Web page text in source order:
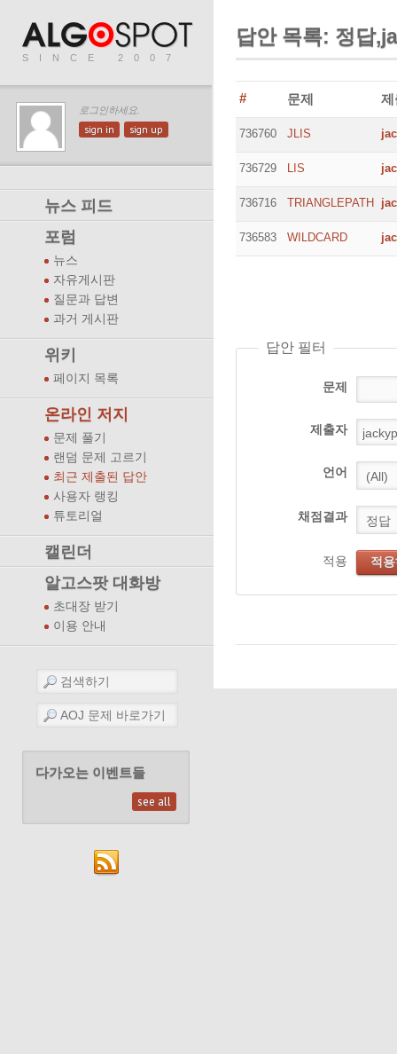
SINCE 2007
로그인하세요.
sign in sign up
뉴스 피드
포럼
뉴스
자유게시판
질문과 답변
과거 게시판
위키
페이지 목록
온라인 저지
문제 풀기
랜덤 문제 고르기
최근 제출된 답안
사용자 랭킹
튜토리얼
캘린더
알고스팟 대화방
초대장 받기
이용 안내
다가오는 이벤트들
see all
답안 목록: 정답
# 문제 제
736760 JLIS
736729 LIS
736716 TRIANGLEPATH
736583 WILDCARD
답안 필터
문제
제출자
언어
채점결과
적용 적